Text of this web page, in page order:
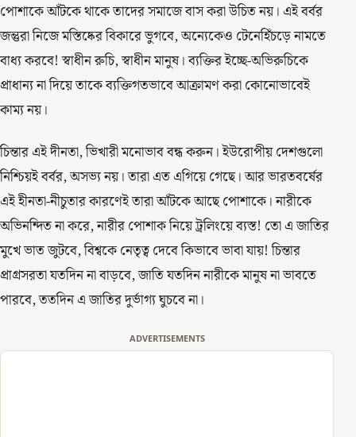
পোশাকে আঁটকে থাকে তাদের সমাজে বাস করা উচিত নয়। এই বর্বর
জন্তুরা নিজে মস্তিষ্কের বিকারে ভুগবে, অন্যেকেও টেনেহিঁচড়ে নামতে
বাধ্য করবে! স্বাধীন রুচি, স্বাধীন মানুষ। ব্যক্তির ইচ্ছে-অভিরুচিকে
প্রাধান্য না দিয়ে তাকে ব্যক্তিগতভাবে আক্রামণ করা কোনোভাবেই
কাম্য নয়।
চিন্তার এই দীনতা, ভিখারী মনোভাব বন্ধ করুন। ইউরোপীয় দেশগুলো
নিশ্চিয়ই বর্বর, অসভ্য নয়। তারা এত এগিয়ে গেছে। আর ভারতবর্ষের
এই হীনতা-নীচুতার কারণেই তারা আঁটকে আছে পোশাকে। নারীকে
অভিনন্দিত না করে, নারীর পোশাক নিয়ে ট্রলিংয়ে ব্যস্ত! তো এ জাতির
মুখে ভাত জুটবে, বিশ্বকে নেতৃত্ব দেবে কিভাবে ভাবা যায়! চিন্তার
প্রাগ্রসরতা যতদিন না বাড়বে, জাতি যতদিন নারীকে মানুষ না ভাবতে
পারবে, ততদিন এ জাতির দুর্ভাগ্য ঘুচবে না।
ADVERTISEMENTS